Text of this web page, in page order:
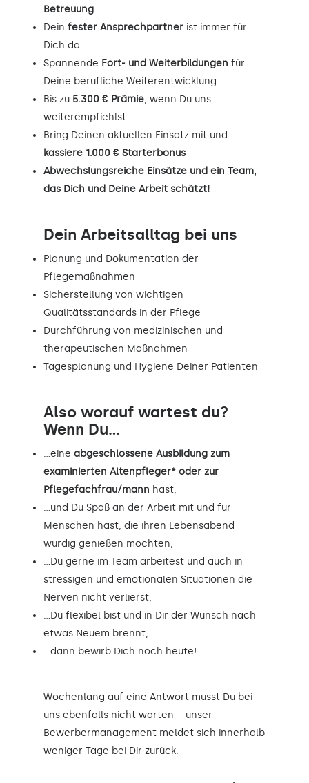
Betreuung
Dein fester Ansprechpartner ist immer für
Dich da
Spannende Fort- und Weiterbildungen für
Deine berufliche Weiterentwicklung
Bis zu 5.300 € Prämie, wenn Du uns
weiterempfiehlst
Bring Deinen aktuellen Einsatz mit und
kassiere 1.000 € Starterbonus
Abwechslungsreiche Einsätze und ein Team,
das Dich und Deine Arbeit schätzt!
Dein Arbeitsalltag bei uns
Planung und Dokumentation der
Pflegemaßnahmen
Sicherstellung von wichtigen
Qualitätsstandards in der Pflege
Durchführung von medizinischen und
therapeutischen Maßnahmen
Tagesplanung und Hygiene Deiner Patienten
Also worauf wartest du?
Wenn Du...
…eine abgeschlossene Ausbildung zum
examinierten Altenpfleger* oder zur
Pflegefachfrau/mann hast,
…und Du Spaß an der Arbeit mit und für
Menschen hast, die ihren Lebensabend
würdig genießen möchten,
…Du gerne im Team arbeitest und auch in
stressigen und emotionalen Situationen die
Nerven nicht verlierst,
…Du flexibel bist und in Dir der Wunsch nach
etwas Neuem brennt,
…dann bewirb Dich noch heute!
Wochenlang auf eine Antwort musst Du bei
uns ebenfalls nicht warten – unser
Bewerbermanagement meldet sich innerhalb
weniger Tage bei Dir zurück.